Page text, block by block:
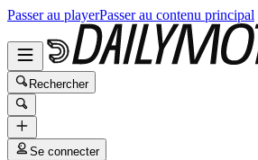
Passer au playerPasser au contenu principal
Rechercher
Se connecter